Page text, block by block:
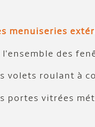
menuiseries
l'ensemble des
volets roulant à
portes vitrées